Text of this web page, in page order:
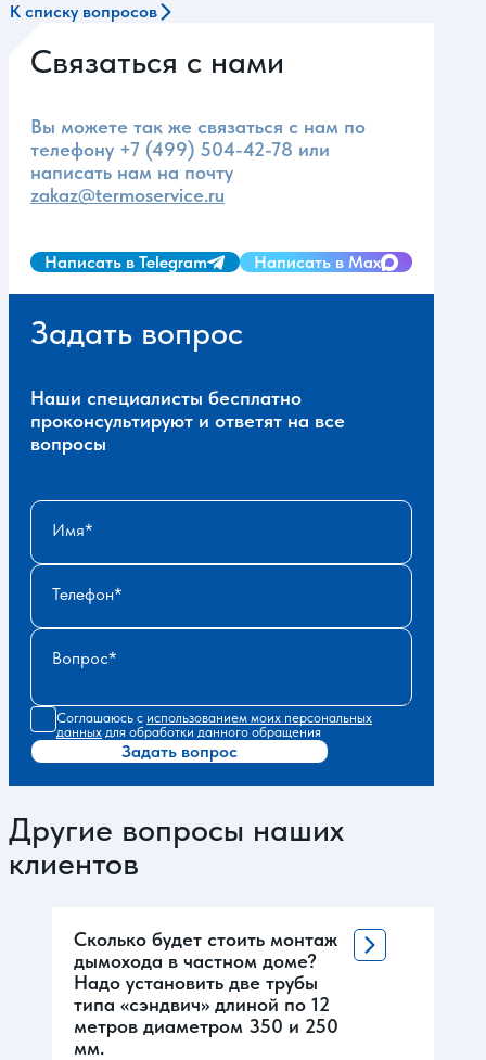
К списку вопросов
Связаться с нами
Вы можете так же связаться с нам по
телефону +7 (499) 504-42-78 или
написать нам на почту
zakaz@termoservice.ru
Написать в Telegram Написать в Max
Задать вопрос
Наши специалисты бесплатно
проконсультируют и ответят на все
вопросы
Имя
Телефон
Вопрос
Соглашаюсь с использованием моих персональных
данных для обработки данного обращения
Задать вопрос
Другие вопросы наших
клиентов
Сколько будет стоить монтаж
дымохода в частном доме?
Надо установить две трубы
типа «сэндвич» длиной по 12
метров диаметром 350 и 250
мм.